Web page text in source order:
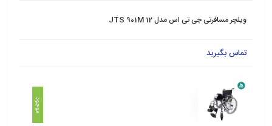
ویلچر مسافرتی جی تی اس مدل JTS 901M 12
تماس بگیرید
موجود